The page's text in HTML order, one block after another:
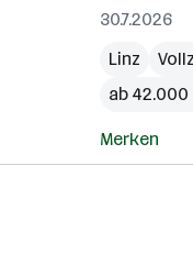
30.7.2026
Linz
ab
Merken